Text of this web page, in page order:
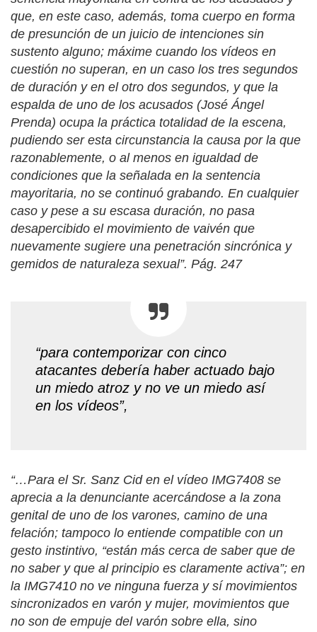
que, en este caso, además, toma cuerpo en forma
de presunción de un juicio de intenciones sin
sustento alguno; máxime cuando los vídeos en
cuestión no superan, en un caso los tres segundos
de duración y en el otro dos segundos, y que la
espalda de uno de los acusados (José Ángel
Prenda) ocupa la práctica totalidad de la escena,
pudiendo ser esta circunstancia la causa por la que
razonablemente, o al menos en igualdad de
condiciones que la señalada en la sentencia
mayoritaria, no se continuó grabando. En cualquier
caso y pese a su escasa duración, no pasa
desapercibido el movimiento de vaivén que
nuevamente sugiere una penetración sincrónica y
gemidos de naturaleza sexual”. Pág. 247
“para contemporizar con cinco
atacantes debería haber actuado bajo
un miedo atroz y no ve un miedo así
en los vídeos”,
“…Para el Sr. Sanz Cid en el vídeo IMG7408 se
aprecia a la denunciante acercándose a la zona
genital de uno de los varones, camino de una
felación; tampoco lo entiende compatible con un
gesto instintivo, “están más cerca de saber que de
no saber y que al principio es claramente activa”; en
la IMG7410 no ve ninguna fuerza y sí movimientos
sincronizados en varón y mujer, movimientos que
no son de empuje del varón sobre ella, sino